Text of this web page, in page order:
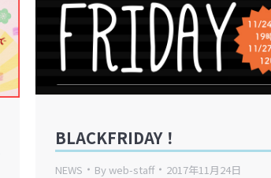
BLACKFRIDAY！
NEWS Byweb-staff 2017年11月24日